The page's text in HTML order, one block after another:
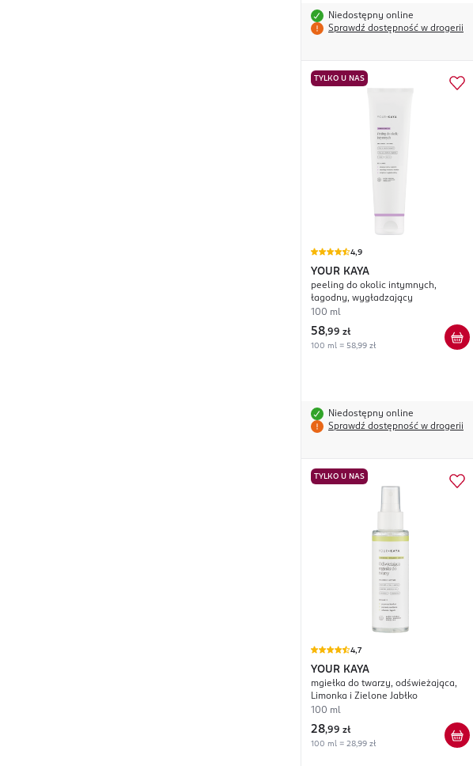
Niedostępny online
Sprawdź dostępność w drogerii
TYLKO U NAS
4,9
YOUR KAYA
peeling do okolic intymnych,
łagodny, wygładzający
100 ml
58,99 zł
100 ml = 58,99 zł
Niedostępny online
Sprawdź dostępność w drogerii
TYLKO U NAS
4,7
YOUR KAYA
mgiełka do twarzy, odświeżająca,
Limonka i Zielone Jabłko
100 ml
28,99 zł
100 ml = 28,99 zł